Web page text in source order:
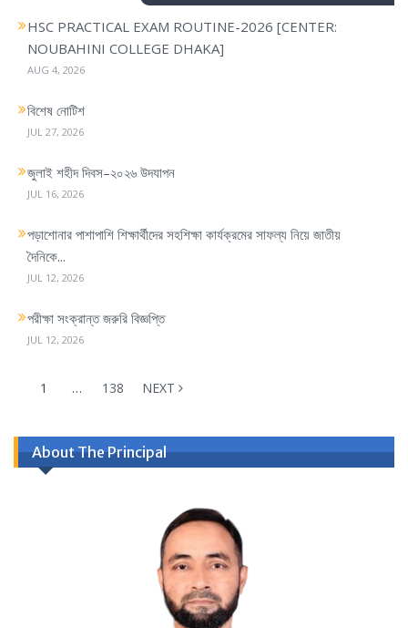
a
t
i
n
HSC PRACTICAL EXAM ROUTINE-2026 [CENTER:
NOUBAHINI COLLEGE DHAKA]
AUG 4, 2026
বিশেষ নোটিশ
JUL 27, 2026
জুলাই শহীদ দিবস–২০২৬ উদযাপন
JUL 16, 2026
পড়াশোনার পাশাপাশি শিক্ষার্থীদের সহশিক্ষা কার্যক্রমের সাফল্য নিয়ে জাতীয়
দৈনিকে...
JUL 12, 2026
পরীক্ষা সংক্রান্ত জরুরি বিজ্ঞপ্তি
JUL 12, 2026
1 … 138 NEXT
About The Principal